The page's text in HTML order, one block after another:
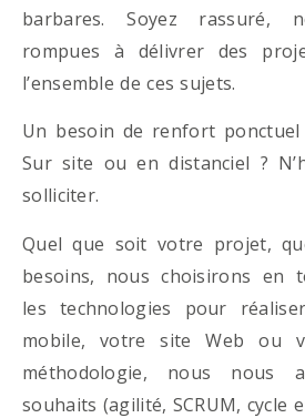
barbares. Soyez rassuré,
rompues à délivrer des
l’ensemble de ces sujets.
Un besoin de renfort
Sur site ou en distanciel ?
solliciter.
Quel que soit votre projet,
besoins, nous choisirons en
les technologies pour
mobile, votre site Web ou
méthodologie, nous nous
souhaits (agilité, SCRUM, cycle